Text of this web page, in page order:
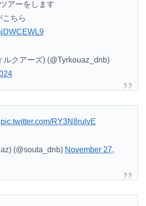
アーをします
こちら
クアーズ) (@Tyrkouaz_dnb)
pic.twitter.com/RY3N8rulvE
(@souta_dnb) November 27,